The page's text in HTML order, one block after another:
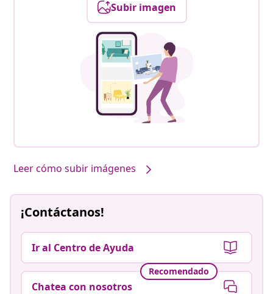
Subir imagen
Leer cómo subir imágenes
¡Contáctanos!
Ir al Centro de Ayuda
Recomendado
Chatea con nosotros